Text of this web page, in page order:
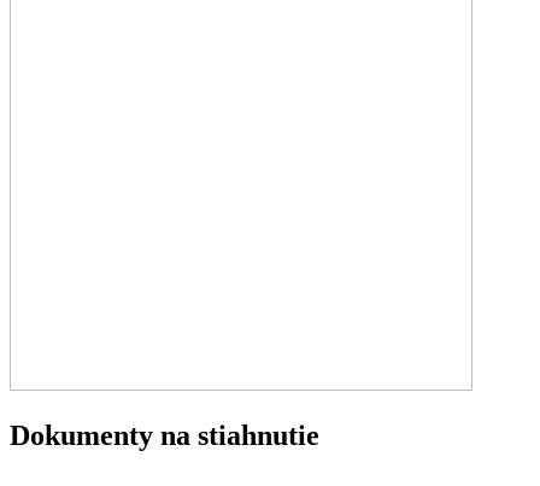
Dokumenty na stiahnutie